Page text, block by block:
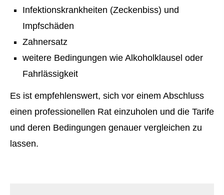
Infektionskrankheiten (Zeckenbiss) und
Impfschäden
Zahnersatz
weitere Bedingungen wie Alkoholklausel oder
Fahrlässigkeit
Es ist empfehlenswert, sich vor einem Abschluss
einen professionellen Rat einzuholen und die Tarife
und deren Bedingungen genauer ver­gleichen zu
lassen.